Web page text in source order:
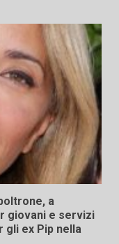
a
giovani e servizi
gli ex Pip nella